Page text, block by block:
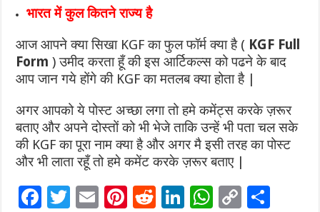
भारत में कुल कितने राज्य है
आज आपने क्या सिखा KGF का फुल फॉर्म क्या है ( KGF Full
Form ) उमीद करता हूँ की इस आर्टिकल्स को पढने के बाद
आप जान गये होंगे की KGF का मतलब क्या होता है |
अगर आपको ये पोस्ट अच्छा लगा तो हमे कमेंट्स करके ज़रूर
बताए और अपने दोस्तों को भी भेजे ताकि उन्हें भी पता चल सके
की KGF का पूरा नाम क्या है और अगर मै इसी तरह का पोस्ट
और भी लाता रहूँ तो हमे कमेंट करके ज़रूर बताए |
F
T
E
Pi R
Li
W C